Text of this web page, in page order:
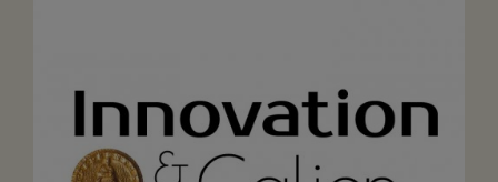
ASSURANCE VIE/LEGS